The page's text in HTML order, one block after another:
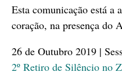
Esta comunicação está a
coração, na presença do
26 de Outubro 2019 |
2º Retiro de Silêncio no